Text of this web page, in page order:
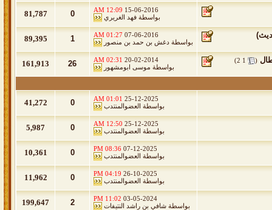
15-06-2016
12:09 AM
بواسطة فهد الغريري 0
81,787
07-06-2016
01:27 AM
بواسطة دغش بن حمد بن منصور 1
89,395
(
1
2
)
20-02-2014
02:31 AM
بواسطة موسى ابومشهور 26
161,913
25-12-2025
01:01 AM
بواسطة العضوالمنتدب 0
41,272
25-12-2025
12:50 AM
بواسطة العضوالمنتدب 0
5,987
07-12-2025
08:36 PM
بواسطة العضوالمنتدب 0
10,361
26-10-2025
04:19 PM
بواسطة العضوالمنتدب 0
11,962
03-05-2024
11:02 PM
بواسطة شافي بن راشد النتيفات 2
199,647